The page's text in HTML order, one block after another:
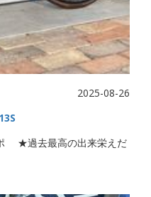
2025-08-26
★過去最高の出来栄えだ